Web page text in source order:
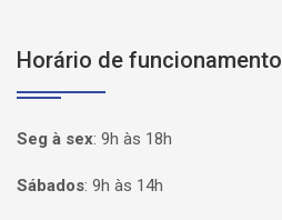
Horário de funcionamento
Seg à sex: 9h às 18h
Sábados: 9h às 14h